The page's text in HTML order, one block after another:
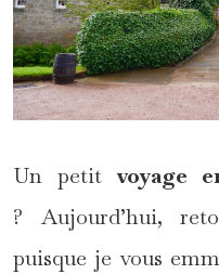
Un petitvoyage
? Aujourd’hui,
puisque je vous